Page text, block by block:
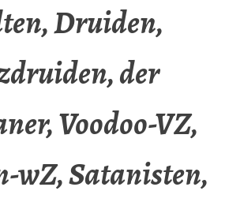
Druiden,
der
Voodoo-VZ,
wZ, Satanisten,